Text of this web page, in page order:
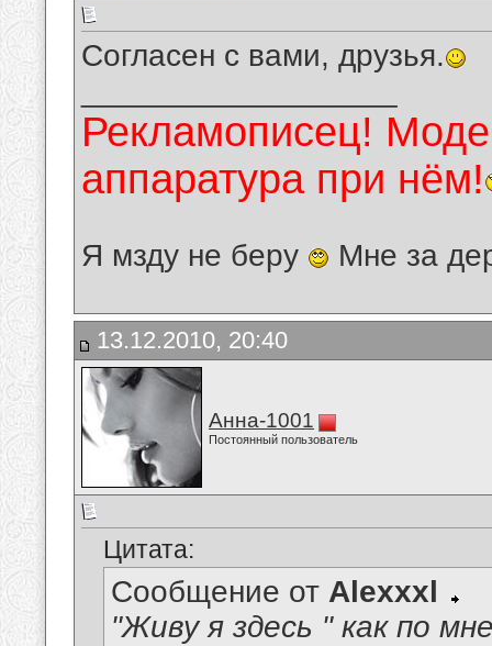
Согласен с вами, друзья.
Рекламописец!
аппаратура при нём!
Я мзду не беру Мне за
13.12.2010, 20:40
Анна-1001
Постоянный пользователь
Цитата:
Сообщение от Alexxxl
"Живу я здесь " как по